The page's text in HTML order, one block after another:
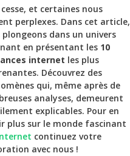
et certaines nous
perplexes. Dans cet article,
plongeons dans un univers
en présentant les 10
internet les plus
Découvrez des
qui, même après de
analyses, demeurent
explicables. Pour en
plus sur le monde fascinant
continuez votre
avec nous !